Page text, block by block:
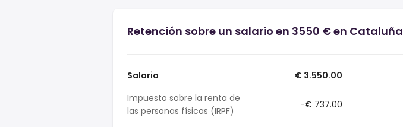
Retención sobre un salario en 3550 € en Cataluña
Salario
€ 3.550.00
Impuesto sobre la renta de
las personas físicas (IRPF)
-€ 737.00